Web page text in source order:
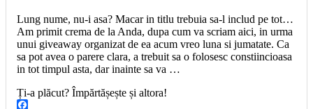
Lung nume, nu-i asa? Macar in titlu trebuia sa-l includ pe tot…
Am primit crema de la Anda, dupa cum va scriam aici, in urma
unui giveaway organizat de ea acum vreo luna si jumatate. Ca
sa pot avea o parere clara, a trebuit sa o folosesc constiincioasa
in tot timpul asta, dar inainte sa va …
Ți-a plăcut? Împărtășește și altora!